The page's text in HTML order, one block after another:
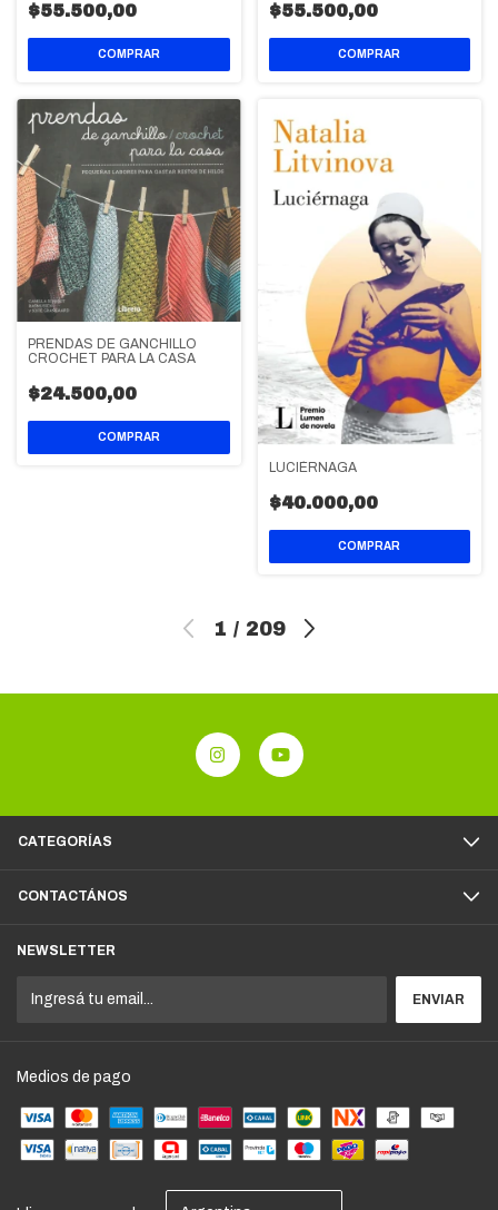
$55.500,00 $55.500,00
PRENDAS DE GANCHILLO
CROCHET PARA LA CASA
$24.500,00
LUCIÉRNAGA
$40.000,00
1 / 209
CATEGORÍAS
CONTACTÁNOS
NEWSLETTER
Medios de pago